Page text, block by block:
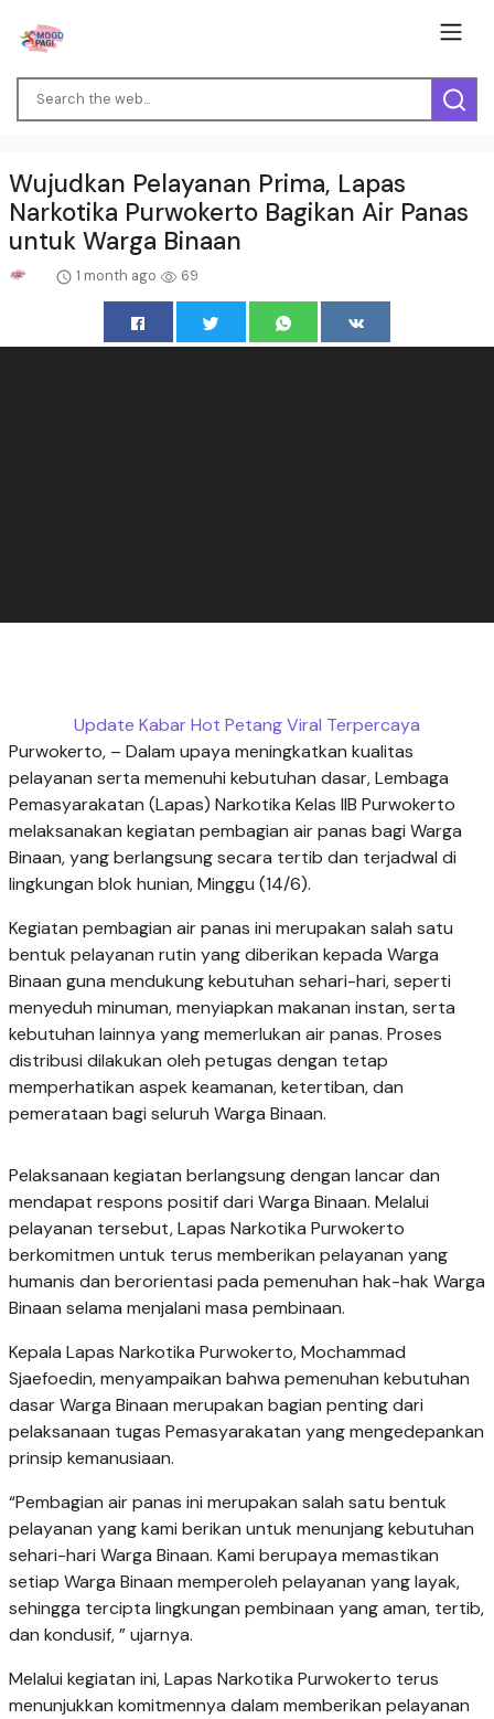
Wujudkan Pelayanan Prima, Lapas
Narkotika Purwokerto Bagikan Air Panas
untuk Warga Binaan
1 month ago 69
Update Kabar Hot Petang Viral Terpercaya
Purwokerto, – Dalam upaya meningkatkan kualitas
pelayanan serta memenuhi kebutuhan dasar, Lembaga
Pemasyarakatan (Lapas) Narkotika Kelas IIB Purwokerto
melaksanakan kegiatan pembagian air panas bagi Warga
Binaan, yang berlangsung secara tertib dan terjadwal di
lingkungan blok hunian, Minggu (14/6).
Kegiatan pembagian air panas ini merupakan salah satu
bentuk pelayanan rutin yang diberikan kepada Warga
Binaan guna mendukung kebutuhan sehari-hari, seperti
menyeduh minuman, menyiapkan makanan instan, serta
kebutuhan lainnya yang memerlukan air panas. Proses
distribusi dilakukan oleh petugas dengan tetap
memperhatikan aspek keamanan, ketertiban, dan
pemerataan bagi seluruh Warga Binaan.
Pelaksanaan kegiatan berlangsung dengan lancar dan
mendapat respons positif dari Warga Binaan. Melalui
pelayanan tersebut, Lapas Narkotika Purwokerto
berkomitmen untuk terus memberikan pelayanan yang
humanis dan berorientasi pada pemenuhan hak-hak Warga
Binaan selama menjalani masa pembinaan.
Kepala Lapas Narkotika Purwokerto, Mochammad
Sjaefoedin, menyampaikan bahwa pemenuhan kebutuhan
dasar Warga Binaan merupakan bagian penting dari
pelaksanaan tugas Pemasyarakatan yang mengedepankan
prinsip kemanusiaan.
“Pembagian air panas ini merupakan salah satu bentuk
pelayanan yang kami berikan untuk menunjang kebutuhan
sehari-hari Warga Binaan. Kami berupaya memastikan
setiap Warga Binaan memperoleh pelayanan yang layak,
sehingga tercipta lingkungan pembinaan yang aman, tertib,
dan kondusif, ” ujarnya.
Melalui kegiatan ini, Lapas Narkotika Purwokerto terus
menunjukkan komitmennya dalam memberikan pelayanan